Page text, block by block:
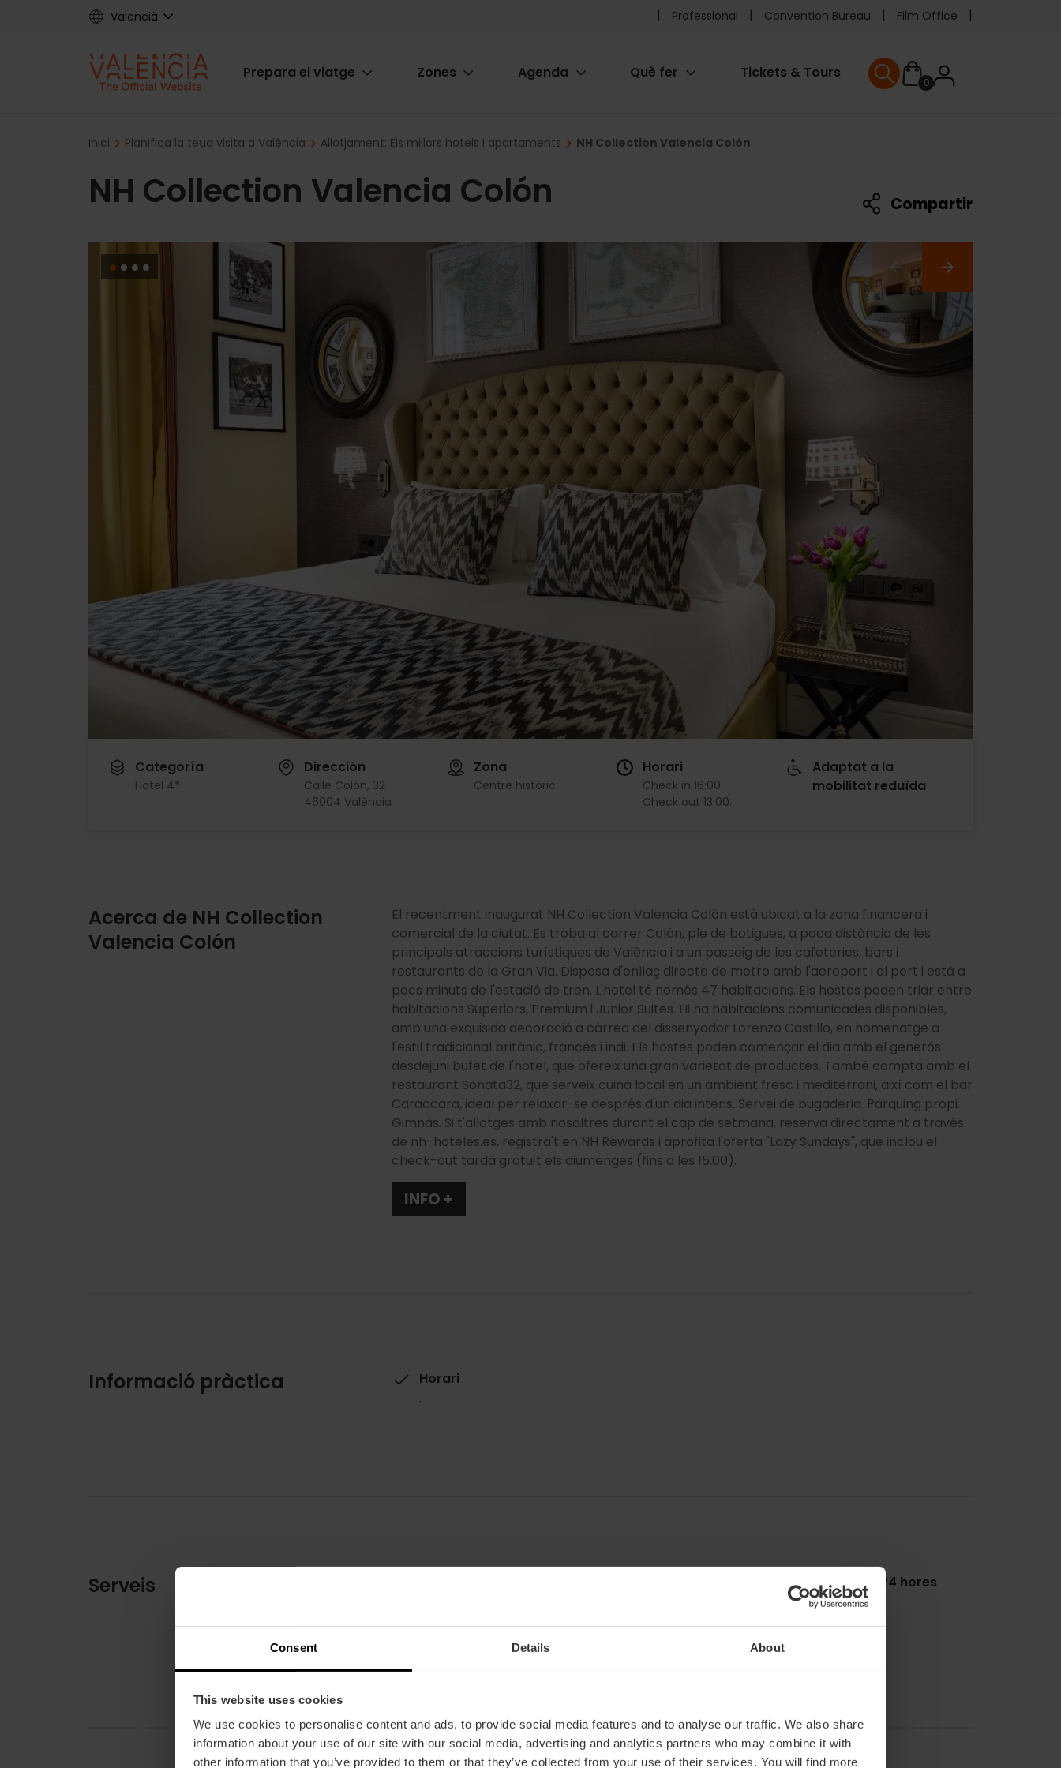
Consent Details About
This website uses cookies
We use cookies to personalise content and ads, to provide social media features and to analyse our traffic. We also share
information about your use of our site with our social media, advertising and analytics partners who may combine it with
other information that you’ve provided to them or that they’ve collected from your use of their services. You will find more
Valencià
Pre
header
Professional Convention Bureau Film Office
Main
Prepara el viatge Zones Agenda Què fer Tickets & Tours
0User
User menu
Breadcrumb
Inici Planifica la teua visita a València Allotjament: Els millors hotels i apartaments NH Collection Valencia Colón
NH Collection Valencia Colón Compartir
Categoría
Hotel 4*
Dirección
Calle Colón, 32
46004 València
Zona
Centre històric
Horari
Check in 16:00.
Check out 13:00.
Adaptat a la
mobilitat reduïda
Acerca de NH Collection
Valencia Colón
El recentment inaugurat NH Collection Valencia Colón està ubicat a la zona financera i
comercial de la ciutat. Es troba al carrer Colón, ple de botigues, a poca distància de les
principals atraccions turístiques de València i a un passeig de les cafeteries, bars i
restaurants de la Gran Via. Disposa d'enllaç directe de metro amb l'aeroport i el port i està a
pocs minuts de l'estació de tren. L'hotel té només 47 habitacions. Els hostes poden triar entre
habitacions Superiors, Premium i Junior Suites. Hi ha habitacions comunicades disponibles,
amb una exquisida decoració a càrrec del dissenyador Lorenzo Castillo, en homenatge a
l'estil tradicional britànic, francés i indi. Els hostes poden començar el dia amb el generós
desdejuni bufet de l'hotel, que ofereix una gran varietat de productes. També compta amb el
restaurant Sonata32, que serveix cuina local en un ambient fresc i mediterrani, així com el bar
Caraacara, ideal per relaxar-se després d'un dia intens. Servei de bugaderia. Pàrquing propi.
Gimnàs. Si t'allotges amb nosaltres durant el cap de setmana, reserva directament a través
de nh-hoteles.es, registra't en NH Rewards i aprofita l'oferta "Lazy Sundays", que inclou el
check-out tardà gratuït els diumenges (fins a les 15:00).
INFO +
Informació pràctica
Horari
.
Serveis
Recepció 24 hores
Cafeteria